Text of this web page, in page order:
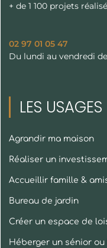
+ de 1 100 projets
02 97 01 05 47
Du lundi au vendredi
LES USAGES
Agrandir ma maison
Réaliser un
Accueillir famille &
Bureau de jardin
Créer un espace de
Héberger un sénior ou